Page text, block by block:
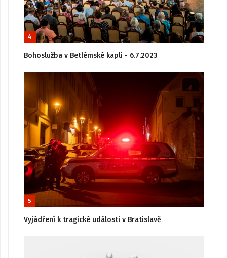
4
Bohoslužba v Betlémské kapli - 6.7.2023
5
Vyjádření k tragické události v Bratislavě